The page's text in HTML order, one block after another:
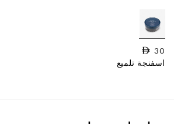
السعر العادي
30
اسفنجة تلميع